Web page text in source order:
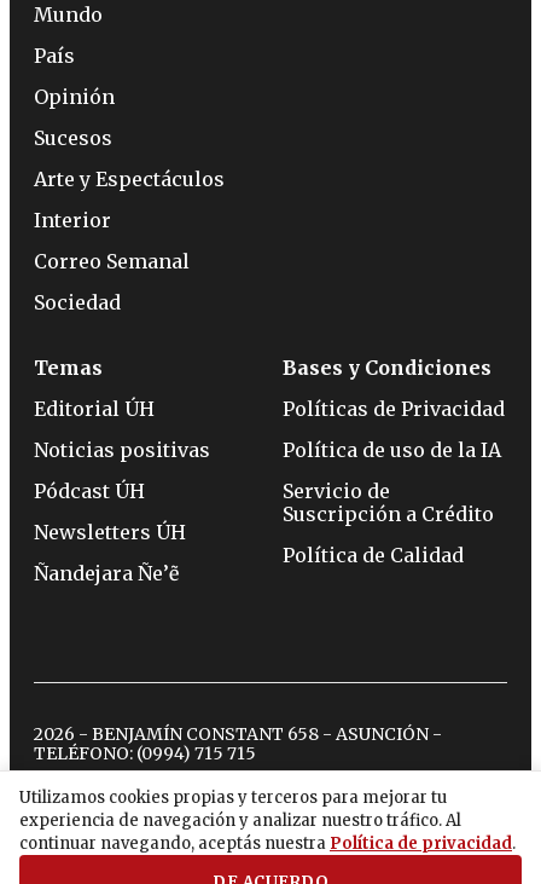
Utilizamos cookies propias y terceros para mejorar tu
experiencia de navegación y analizar nuestro tráfico. Al
continuar navegando, aceptás nuestra Política de privacidad.
Mundo
País
Opinión
Sucesos
Arte y Espectáculos
Interior
Correo Semanal
Sociedad
Temas
Editorial ÚH
Noticias positivas
Pódcast ÚH
Newsletters ÚH
Ñandejara Ñe’ẽ
Bases y Condiciones
Políticas de Privacidad
Política de uso de la IA
Servicio de
Suscripción a Crédito
Política de Calidad
2026 - BENJAMÍN CONSTANT 658 - ASUNCIÓN -
TELÉFONO: (0994) 715 715
twitterinstagram
facebook
tiktokyoutubespotify